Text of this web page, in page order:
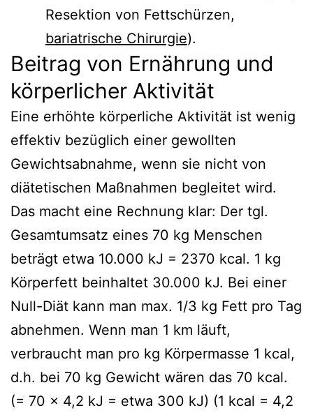
Resektion von Fettschürzen,
bariatrische Chirurgie).
Beitrag von Ernährung und
körperlicher Aktivität
Eine erhöhte körperliche Aktivität ist wenig
effektiv bezüglich einer gewollten
Gewichtsabnahme, wenn sie nicht von
diätetischen Maßnahmen begleitet wird.
Das macht eine Rechnung klar: Der tgl.
Gesamtumsatz eines 70 kg Menschen
beträgt etwa 10.000 kJ = 2370 kcal. 1 kg
Körperfett beinhaltet 30.000 kJ. Bei einer
Null-Diät kann man max. 1/3 kg Fett pro Tag
abnehmen. Wenn man 1 km läuft,
verbraucht man pro kg Körpermasse 1 kcal,
d.h. bei 70 kg Gewicht wären das 70 kcal.
(= 70 x 4,2 kJ = etwa 300 kJ) (1 kcal = 4,2